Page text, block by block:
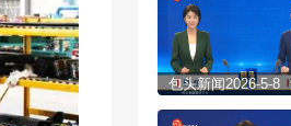
包头新闻2026-5-8